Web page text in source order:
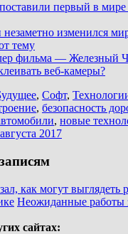
первый в
изменился
тему
фильма — Железный
веб-камеры?
, Софт,
, безопасность
, новые
2017
как могут выглядеть
Неожиданные работы
сайтах: